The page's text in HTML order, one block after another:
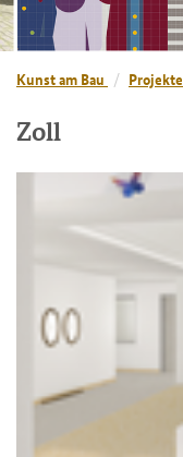
Kunst am Bau Projekte
Zoll